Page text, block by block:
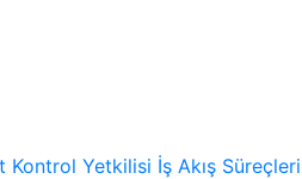
Kontrol Yetkilisi İş Akış Süreçleri